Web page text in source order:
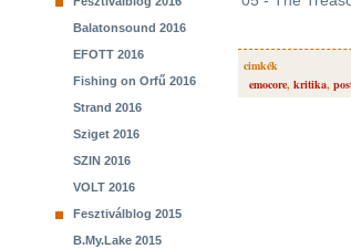
Balatonsound 2016
EFOTT 2016
Fishing on Orfű 2016
Strand 2016
Sziget 2016
SZIN 2016
VOLT 2016
Fesztiválblog 2015
B.My.Lake 2015
cimkék
emocore, kritika,